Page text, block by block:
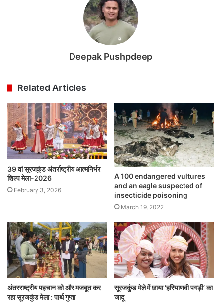
Deepak Pushpdeep
Related Articles
39 वां सूरजकुंड अंतर्राष्ट्रीय आत्मनिर्भर
शिल्प मेला-2026
February 3, 2026
A 100 endangered vultures
and an eagle suspected of
insecticide poisoning
March 19, 2022
अंतरराष्ट्रीय पहचान को और मजबूत कर
रहा सूरजकुंड मेला : पार्थ गुप्ता
सूरजकुंड मेले में छाया ‘हरियाणवी पगड़ी’ का
जादू